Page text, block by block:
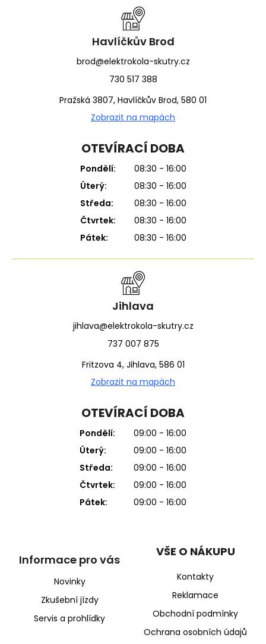
Havlíčkův Brod
brod@elektrokola-skutry.cz
730 517 388
Pražská 3807, Havlíčkův Brod, 580 01
Zobrazit na mapách
OTEVÍRACÍ DOBA
Pondělí:
08:30 - 16:00
Úterý:
08:30 - 16:00
Středa:
08:30 - 16:00
Čtvrtek:
08:30 - 16:00
Pátek:
08:30 - 16:00
Jihlava
jihlava@elektrokola-skutry.cz
737 007 875
Fritzova 4, Jihlava, 586 01
Zobrazit na mapách
OTEVÍRACÍ DOBA
Pondělí:
09:00 - 16:00
Úterý:
09:00 - 16:00
Středa:
09:00 - 16:00
Čtvrtek:
09:00 - 16:00
Pátek:
09:00 - 16:00
Informace pro vás
Novinky
Zkušební jízdy
Servis a prohlídky
VŠE O NÁKUPU
Kontakty
Reklamace
Obchodní podmínky
Ochrana osobních údajů